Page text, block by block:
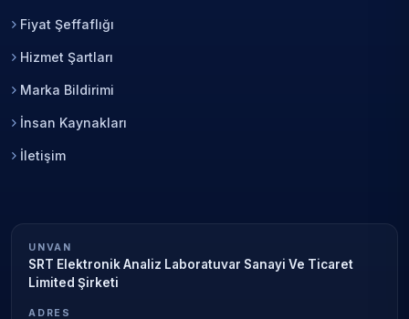
Fiyat Şeffaflığı
Hizmet Şartları
Marka Bildirimi
İnsan Kaynakları
İletişim
UNVAN
SRT Elektronik Analiz Laboratuvar Sanayi Ve Ticaret
Limited Şirketi
ADRES